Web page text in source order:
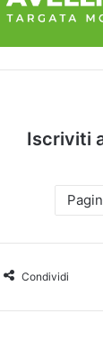
Iscriviti
Condividi